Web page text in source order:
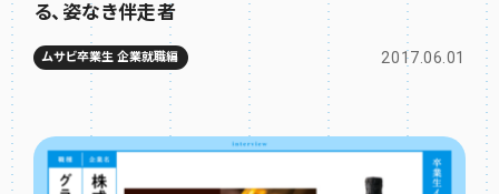
る、姿なき伴走者
ムサビ卒業生 企業就職編 2017.06.01